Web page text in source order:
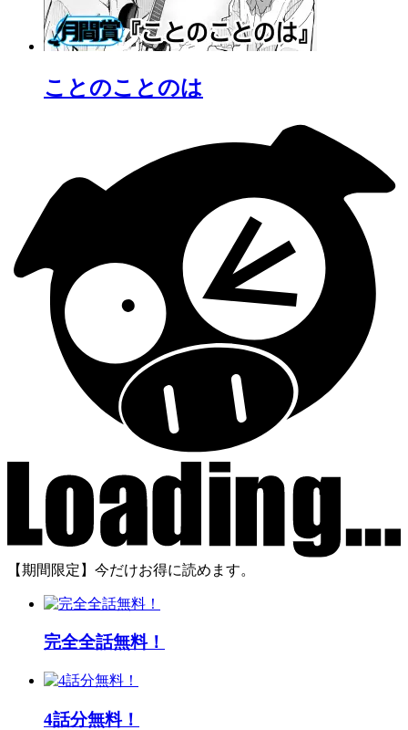
ことのことのは
【期間限定】今だけお得に読めます。
完全全話無料！
4話分無料！